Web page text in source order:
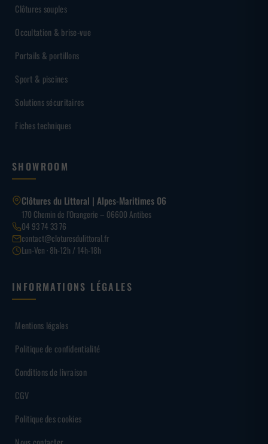
Clôtures souples
Occultation & brise-vue
Portails & portillons
Sport & piscines
Solutions sécuritaires
Fiches techniques
SHOWROOM
Clôtures du Littoral | Alpes-Maritimes 06
170 Chemin de l’Orangerie – 06600 Antibes
04 93 74 33 76
contact@cloturesdulittoral.fr
Lun-Ven · 8h-12h / 14h-18h
INFORMATIONS LÉGALES
Mentions légales
Politique de confidentialité
Conditions de livraison
CGV
Politique des cookies